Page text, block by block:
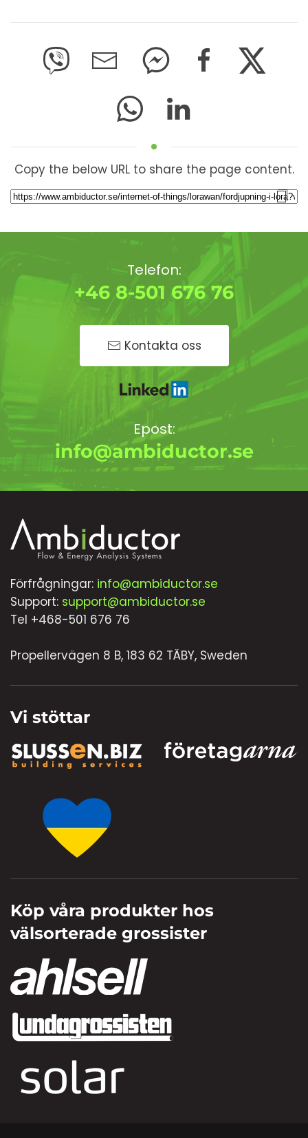
Copy the below URL to share the page content.
Telefon:
+46 8-501 676 76
Kontakta oss
Epost:
info@ambiductor.se
Förfrågningar: info@ambiductor.se
Support: support@ambiductor.se
Tel +468-501 676 76
Propellervägen 8 B, 183 62 TÄBY, Sweden
Vi stöttar
Köp våra produkter hos
välsorterade grossister